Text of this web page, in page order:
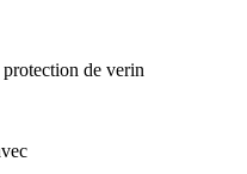
de verin